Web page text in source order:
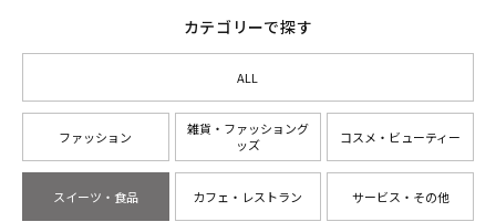
カテゴリーで探す
ALL
ファッション
雑貨・ファッショング
ッズ
コスメ・ビューティー
スイーツ・食品 カフェ・レストラン サービス・その他